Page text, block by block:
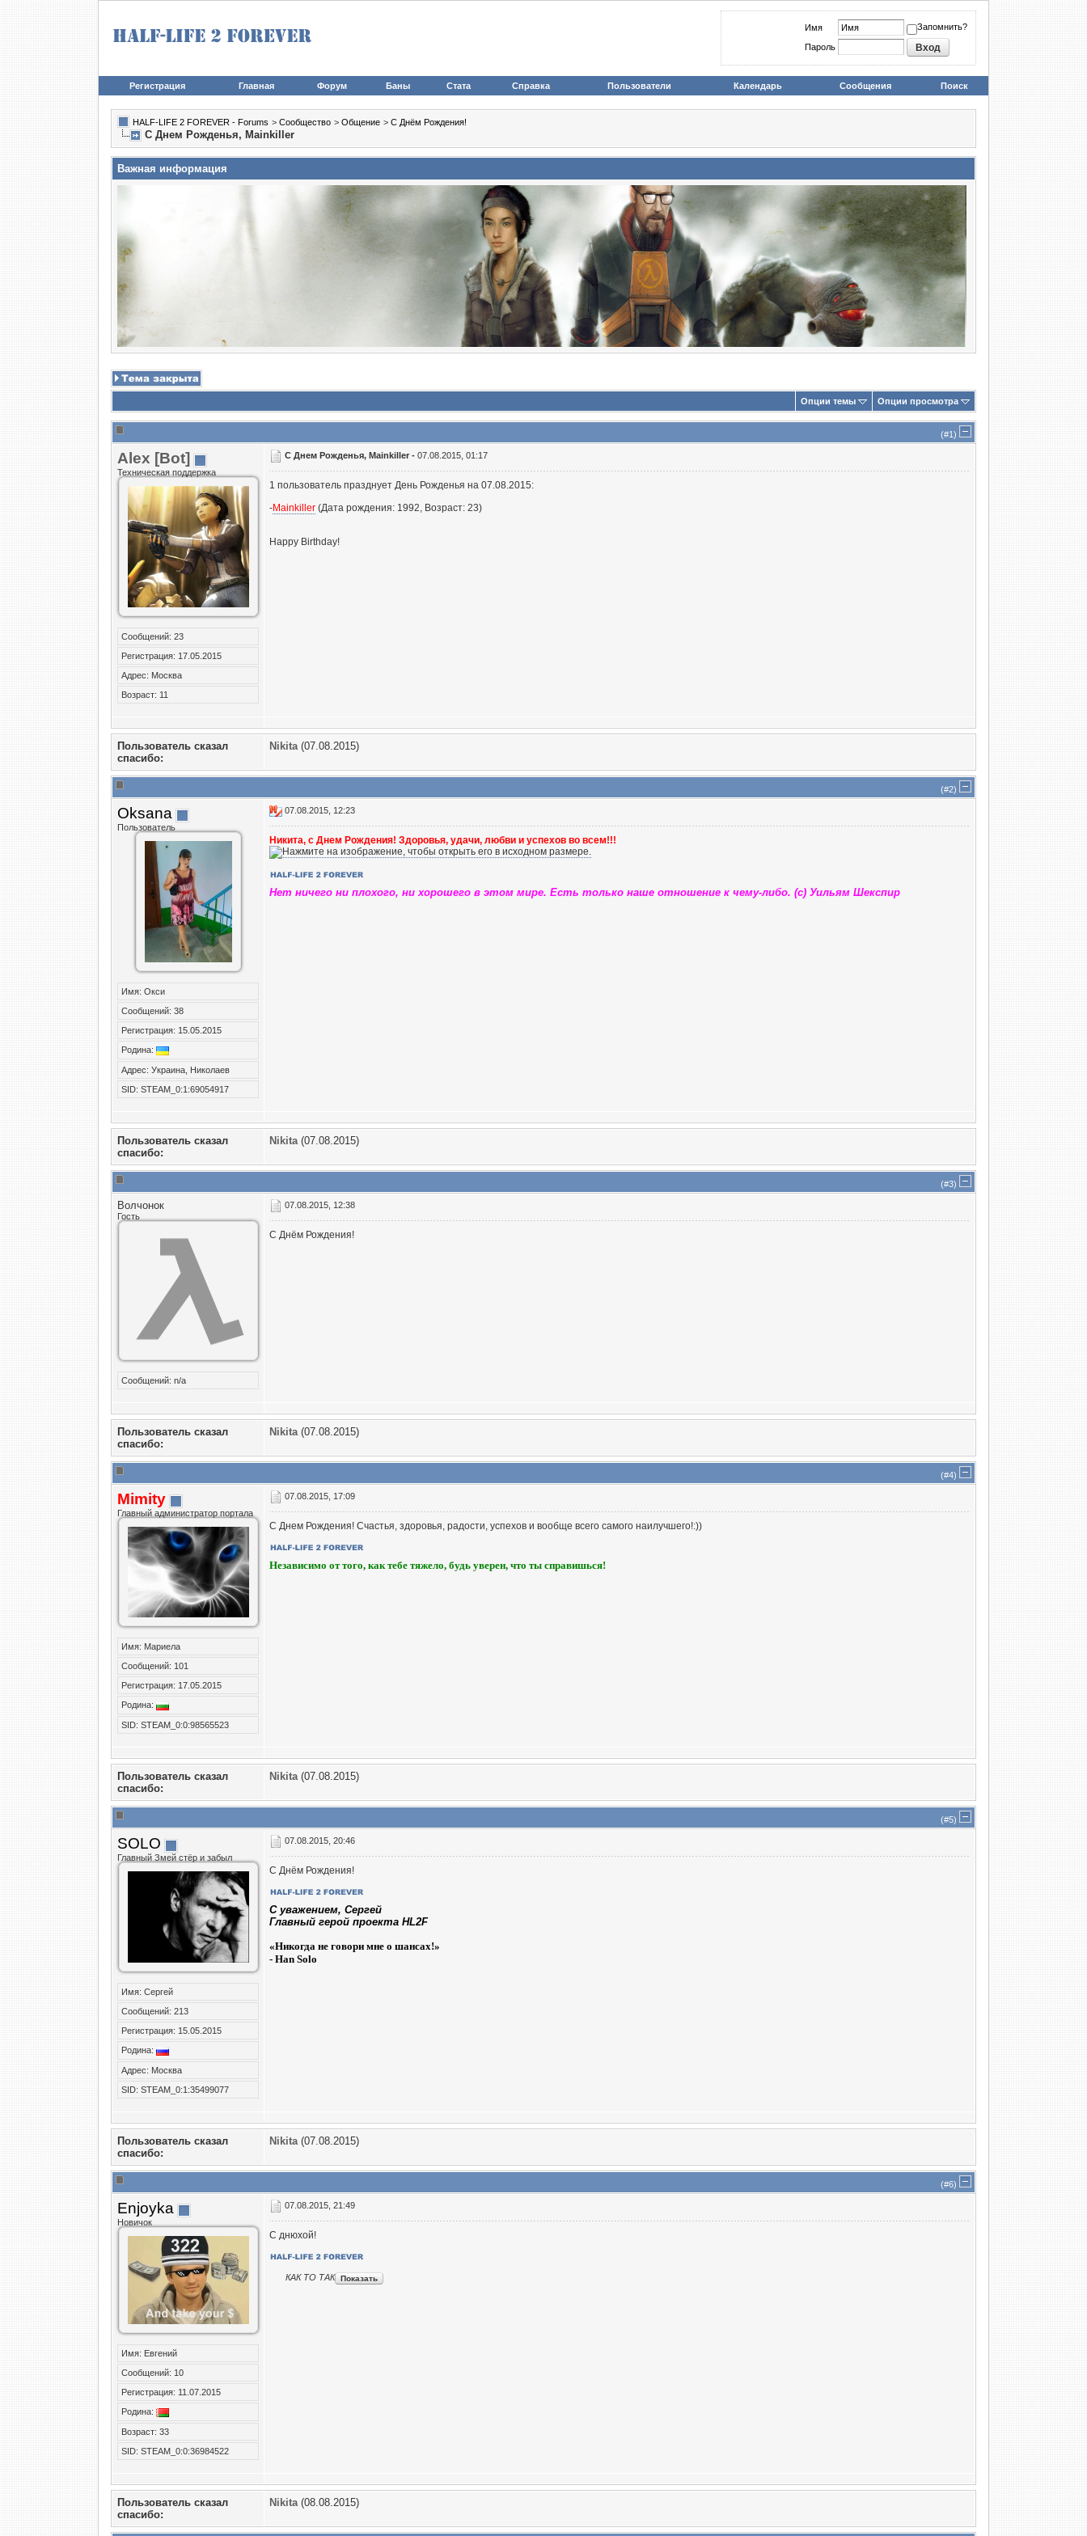
Имя Запомнить?
Пароль
Регистрация Главная Форум Баны Стата Справка Пользователи Календарь Сообщения Поиск
HALF-LIFE 2 FOREVER - Forums > Сообщество > Общение > С Днём Рождения!
С Днем Рожденья, Mainkiller
Важная информация
Опции темы Опции просмотра
(#1)
Alex [Bot]
Техническая поддержка
Сообщений: 23
Регистрация: 17.05.2015
Адрес: Москва
Возраст: 11
С Днем Рожденья, Mainkiller - 07.08.2015, 01:17
1 пользователь празднует День Рожденья на 07.08.2015:
-Mainkiller (Дата рождения: 1992, Возраст: 23)
Happy Birthday!
Пользователь сказал
cпасибо:
Nikita(07.08.2015)
(#2)
Oksana
Пользователь
Имя: Окси
Сообщений: 38
Регистрация: 15.05.2015
Родина:
Адрес: Украина, Николаев
SID: STEAM_0:1:69054917
07.08.2015, 12:23
Никита, с Днем Рождения! Здоровья, удачи, любви и успехов во всем!!!
Нет ничего ни плохого, ни хорошего в этом мире. Есть только наше отношение к чему-либо. (с) Уильям Шекспир
Пользователь сказал
cпасибо:
Nikita(07.08.2015)
(#3)
Волчонок
Гость
Сообщений: n/a
07.08.2015, 12:38
С Днём Рождения!
Пользователь сказал
cпасибо:
Nikita(07.08.2015)
(#4)
Mimity
Главный администратор портала
Имя: Мариела
Сообщений: 101
Регистрация: 17.05.2015
Родина:
SID: STEAM_0:0:98565523
07.08.2015, 17:09
С Днем Рождения! Счастья, здоровья, радости, успехов и вообще всего самого наилучшего!:))
Независимо от того, как тебе тяжело, будь уверен, что ты справишься!
Пользователь сказал
cпасибо:
Nikita(07.08.2015)
(#5)
SOLO
Главный Змей стёр и забыл
Имя: Сергей
Сообщений: 213
Регистрация: 15.05.2015
Родина:
Адрес: Москва
SID: STEAM_0:1:35499077
07.08.2015, 20:46
С Днём Рождения!
C уважением, Сергей
Главный герой проекта HL2F
«Никогда не говори мне о шансах!»
- Han Solo
Пользователь сказал
cпасибо:
Nikita(07.08.2015)
(#6)
Enjoyka
Новичок
Имя: Евгений
Сообщений: 10
Регистрация: 11.07.2015
Родина:
Возраст: 33
SID: STEAM_0:0:36984522
07.08.2015, 21:49
С днюхой!
КАК ТО ТАК
Пользователь сказал
cпасибо:
Nikita(08.08.2015)